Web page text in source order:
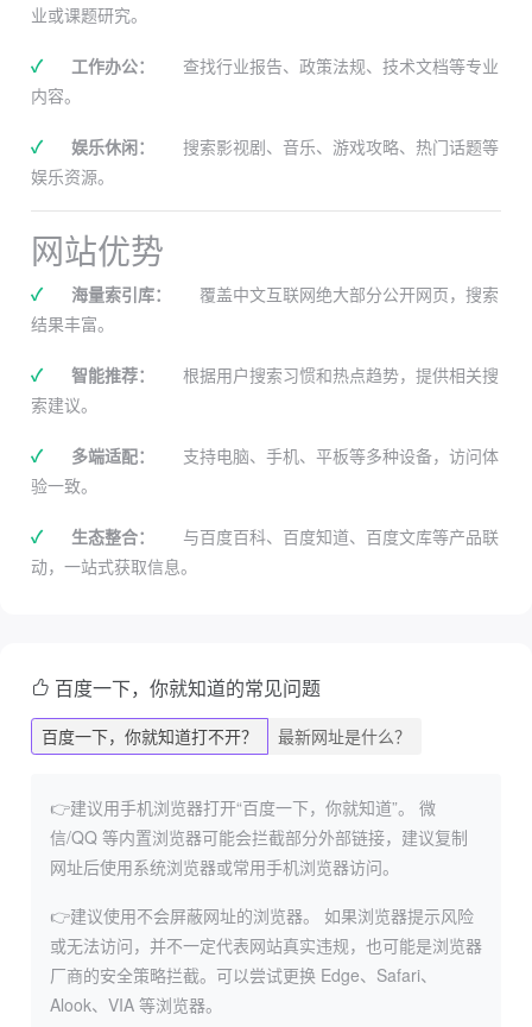
业或课题研究。
✓ 工作办公：
查找行业报告、政策法规、技术文档等专业
内容。
✓ 娱乐休闲：
搜索影视剧、音乐、游戏攻略、热门话题等
娱乐资源。
网站优势
✓ 海量索引库：
覆盖中文互联网绝大部分公开网页，搜索
结果丰富。
✓ 智能推荐：
根据用户搜索习惯和热点趋势，提供相关搜
索建议。
✓ 多端适配：
支持电脑、手机、平板等多种设备，访问体
验一致。
✓ 生态整合：
与百度百科、百度知道、百度文库等产品联
动，一站式获取信息。
百度一下，你就知道的常见问题
百度一下，你就知道打不开？ 最新网址是什么？
👉建议用手机浏览器打开“百度一下，你就知道”。
微
信/QQ 等内置浏览器可能会拦截部分外部链接，建议复制
网址后使用系统浏览器或常用手机浏览器访问。
👉建议使用不会屏蔽网址的浏览器。
如果浏览器提示风险
或无法访问，并不一定代表网站真实违规，也可能是浏览器
厂商的安全策略拦截。可以尝试更换 Edge、Safari、
Alook、VIA 等浏览器。